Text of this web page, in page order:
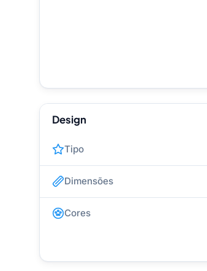
Design
Tipo
Dimensões
Cores